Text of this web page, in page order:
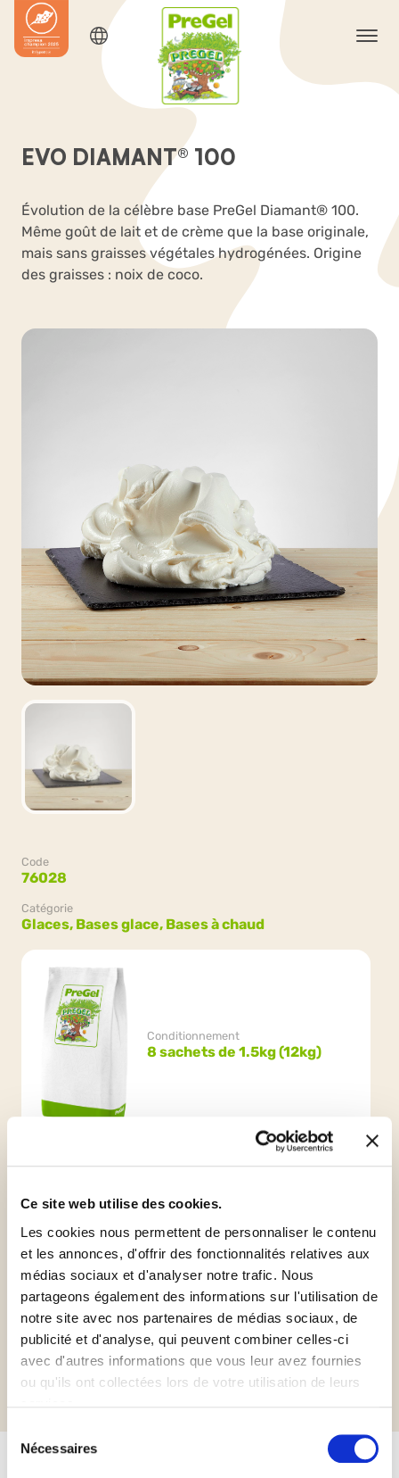
Ce site web utilise des cookies.
Les cookies nous permettent de personnaliser le contenu
et les annonces, d'offrir des fonctionnalités relatives aux
médias sociaux et d'analyser notre trafic. Nous
partageons également des informations sur l'utilisation de
notre site avec nos partenaires de médias sociaux, de
publicité et d'analyse, qui peuvent combiner celles-ci
avec d'autres informations que vous leur avez fournies
ou qu'ils ont collectées lors de votre utilisation de leurs
Sélection
Nécessaires
EVO DIAMANT® 100
Évolution de la célèbre base PreGel Diamant® 100.
Même goût de lait et de crème que la base originale,
mais sans graisses végétales hydrogénées. Origine
des graisses : noix de coco.
Code
76028
Catégorie
Glaces, Bases glace, Bases à chaud
Conditionnement
8 sachets de 1.5kg (12kg)
Sans gluten Halal Italia
Informations complémentaires